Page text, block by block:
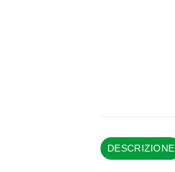
DESCRIZIONE